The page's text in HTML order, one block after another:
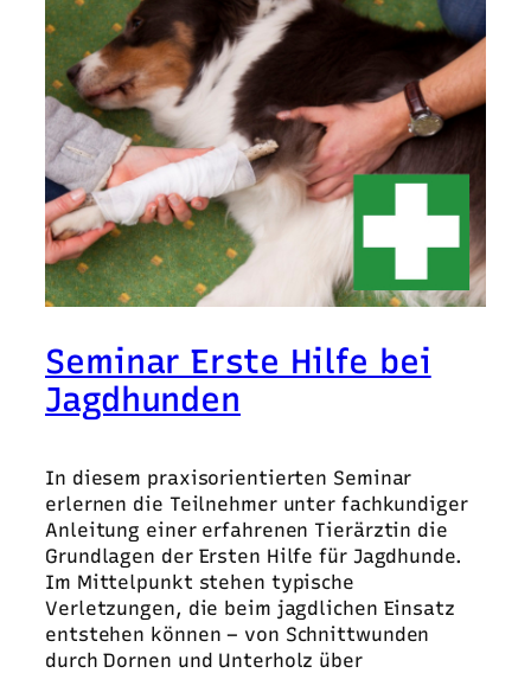
Seminar Erste Hilfe bei
Jagdhunden
In diesem praxisorientierten Seminar
erlernen die Teilnehmer unter fachkundiger
Anleitung einer erfahrenen Tierärztin die
Grundlagen der Ersten Hilfe für Jagdhunde.
Im Mittelpunkt stehen typische
Verletzungen, die beim jagdlichen Einsatz
entstehen können – von Schnittwunden
durch Dornen und Unterholz über